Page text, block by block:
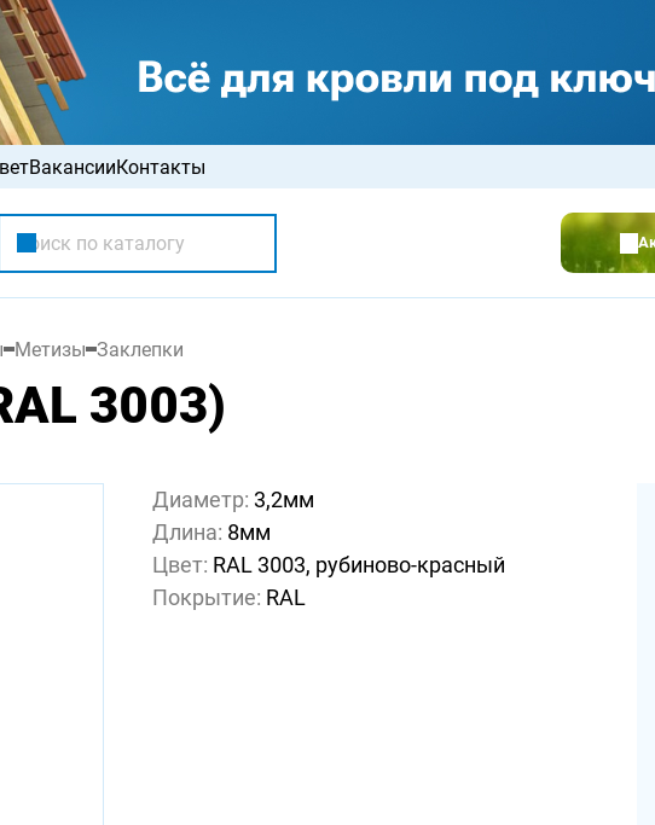
ВакансииКонтакты
Метизы Заклепки
3003)
Диаметр: 3,2мм
Длина: 8мм
Цвет: RAL 3003, рубиново-красный
Покрытие: RAL